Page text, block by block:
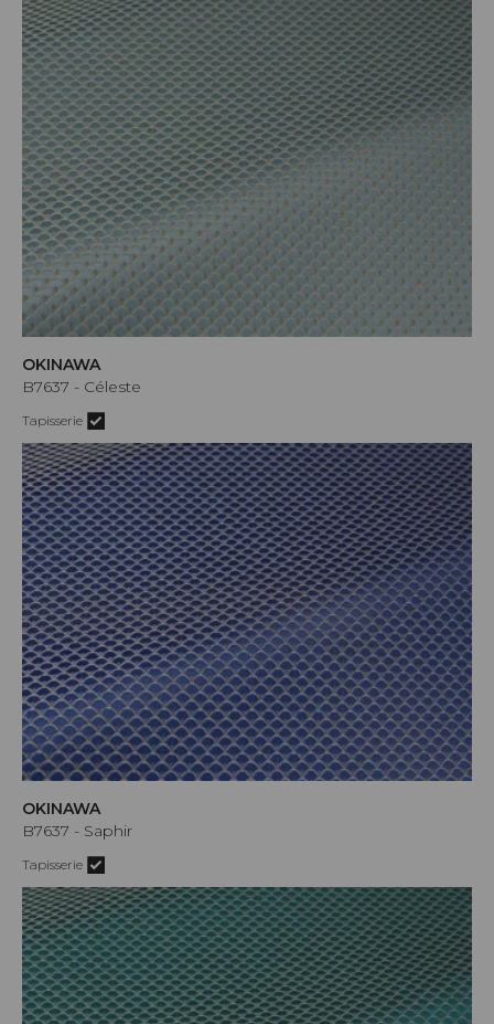
OKINAWA
B7637 - Céleste
Tapisserie
OKINAWA
B7637 - Saphir
Tapisserie